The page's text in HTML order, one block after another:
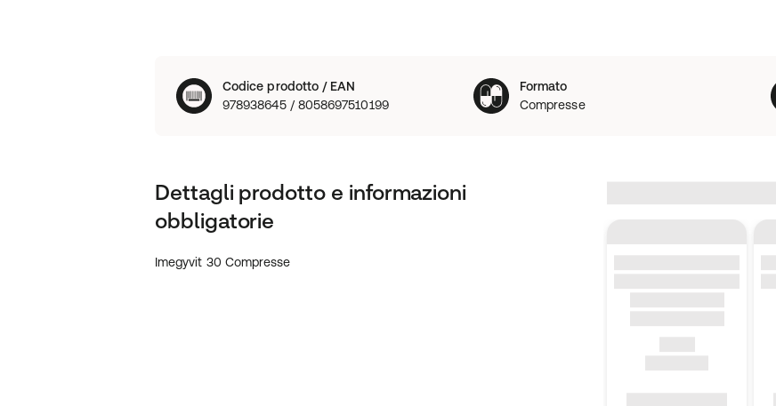
Codice prodotto / EAN
978938645 / 8058697510199
Formato
Compresse
Dettagli prodotto e informazioni
obbligatorie
Imegyvit 30 Compresse